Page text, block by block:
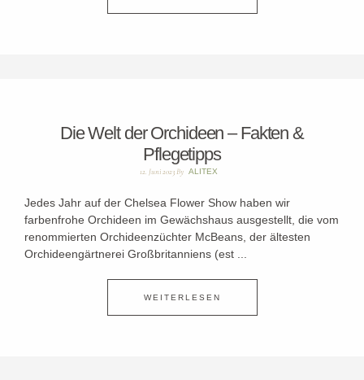
Die Welt der Orchideen – Fakten &
Pflegetipps
12. Juni 2023By ALITEX
Jedes Jahr auf der Chelsea Flower Show haben wir
farbenfrohe Orchideen im Gewächshaus ausgestellt, die vom
renommierten Orchideenzüchter McBeans, der ältesten
Orchideengärtnerei Großbritanniens (est ...
WEITERLESEN